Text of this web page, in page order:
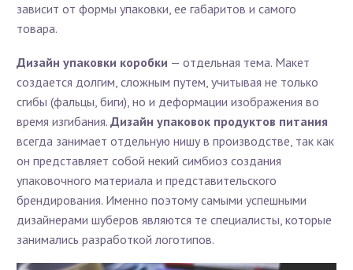
зависит от формы упаковки, ее габаритов и самого
товара.
Дизайн упаковки коробки — отдельная тема. Макет
создается долгим, сложным путем, учитывая не только
сгибы (фальцы, биги), но и деформации изображения во
время изгибания. Дизайн упаковок продуктов питания
всегда занимает отдельную нишу в производстве, так как
он представляет собой некий симбиоз создания
упаковочного материала и представительского
брендирования. Именно поэтому самыми успешными
дизайнерами шуберов являются те специалисты, которые
занимались разработкой логотипов.